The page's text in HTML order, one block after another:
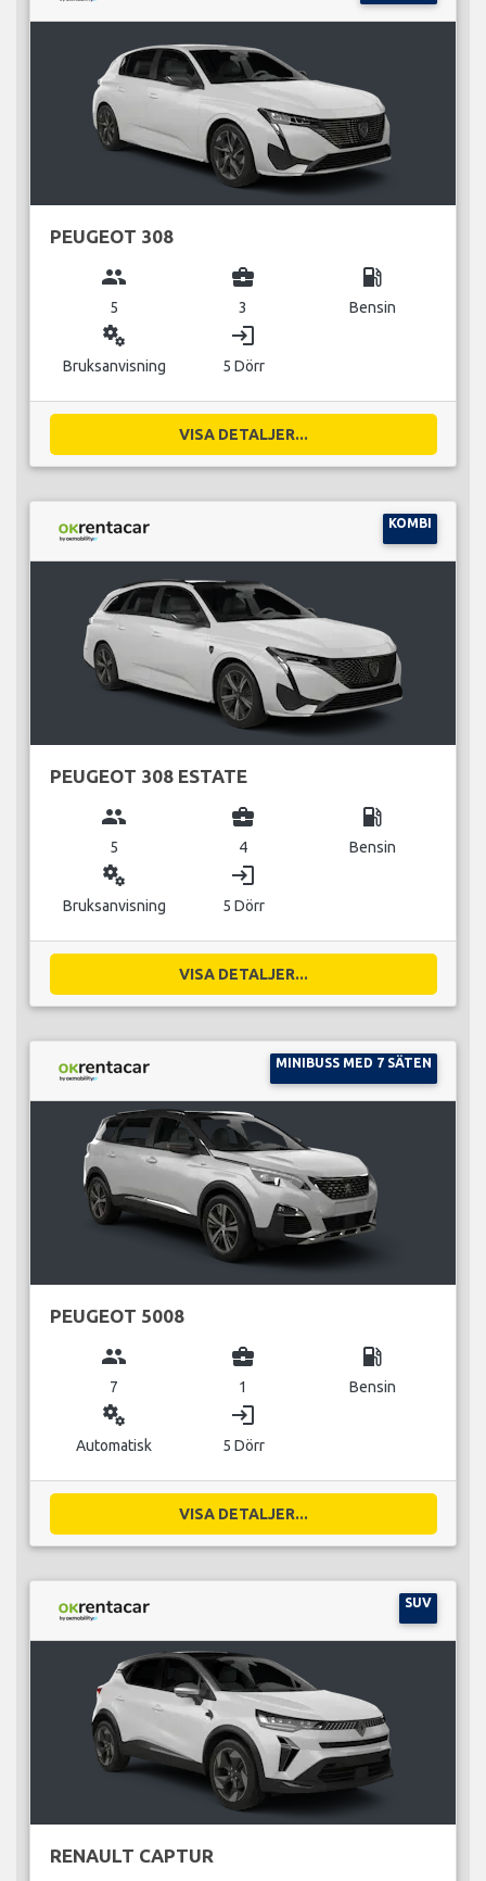
PEUGEOT 308
group
5
business_center
3
local_gas_station
Bensin
miscellaneous_services
Bruksanvisning
login
5 Dörr
VISA DETALJER...
KOMBI
PEUGEOT 308 ESTATE
group
5
business_center
4
local_gas_station
Bensin
miscellaneous_services
Bruksanvisning
login
5 Dörr
VISA DETALJER...
MINIBUSS MED 7 SÄTEN
PEUGEOT 5008
group
7
business_center
1
local_gas_station
Bensin
miscellaneous_services
Automatisk
login
5 Dörr
VISA DETALJER...
SUV
RENAULT CAPTUR